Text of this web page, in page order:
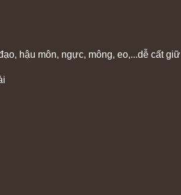
hậu môn, ngực, mông, eo,...dễ cất giữ